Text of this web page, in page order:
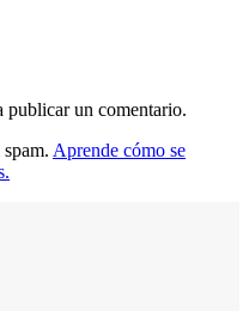
publicar un comentario.
Aprende cómo se